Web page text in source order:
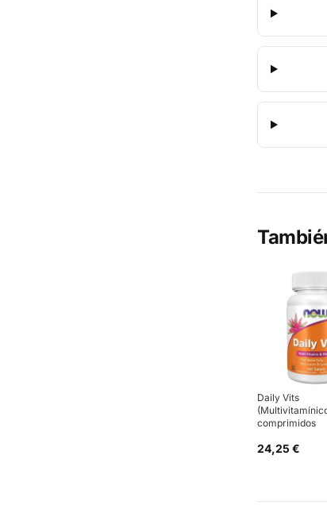
Daily Vits
comprimidos
24,25 €